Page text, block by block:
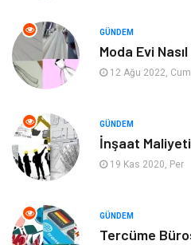
Maden ve Metal
Güzellik & Bakım
Aksesuar
Hizmet
Mobilya
GÜNDEM
Moda Evi
12 Ağu 2022, Cum
GÜNDEM
İnşaat Maliyeti
19 Kas 2020, Per
GÜNDEM
Tercüme